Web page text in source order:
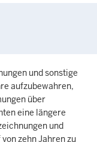
und sonstige
aufzubewahren,
über
eine längere
und
zehn Jahren zu